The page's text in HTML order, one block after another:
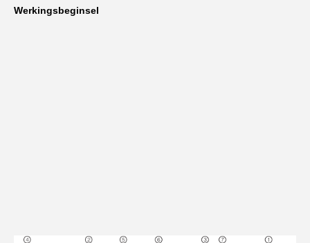
Werkingsbeginsel